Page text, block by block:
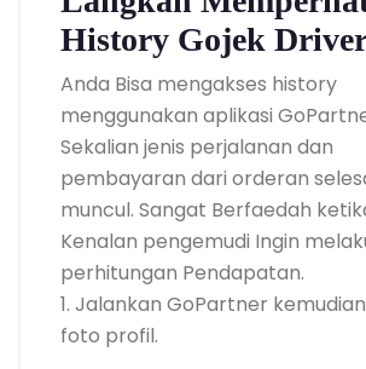
History Gojek
Anda Bisa mengakses history
menggunakan aplikasi
Sekalian jenis perjalanan dan
pembayaran dari orderan
muncul. Sangat Berfaedah
Kenalan pengemudi Ingin
perhitungan Pendapatan.
1. Jalankan GoPartner
foto profil.